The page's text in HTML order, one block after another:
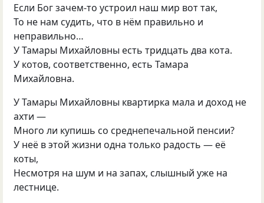
Если Бог зачем-то устроил наш мир вот так,
То не нам судить, что в нём правильно и
неправильно…
У Тамары Михайловны есть тридцать два кота.
У котов, соответственно, есть Тамара
Михайловна.
У Тамары Михайловны квартирка мала и доход не
ахти —
Много ли купишь со среднепечальной пенсии?
У неё в этой жизни одна только радость — её
коты,
Несмотря на шум и на запах, слышный уже на
лестнице.